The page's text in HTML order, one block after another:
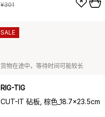
¥301
货物在途中，等待时间可能较长
RIG-TIG
CUT-IT 砧板, 棕色_18.7x23.5cm
SALE